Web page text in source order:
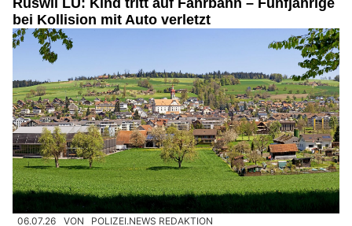
Ruswil LU: Kind tritt auf Fahrbahn – Fünfjährige
bei Kollision mit Auto verletzt
06.07.26 VON POLIZEI.NEWS REDAKTION